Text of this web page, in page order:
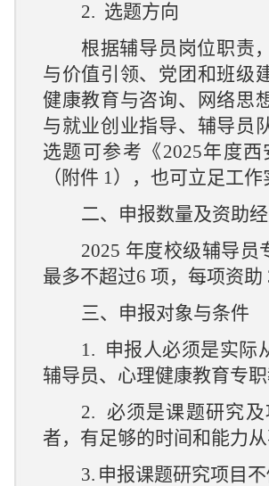
2. 选题方向
根据辅导员岗位职责
与价值引领、党团和班级
健康教育与咨询、网络思
与就业创业指导、辅导员
选题可参考《2025年度西
（附件 1），也可立足工
二、申报数量及资助
2025 年度校级辅导员
最多不超过6 项， 每项资助
三、申报对象与条件
1. 申报人必须是实际
辅导员、心理健康教育专
2. 必须是课题研究
者，有足够的时间和能力从
3. 申报课题研究项目